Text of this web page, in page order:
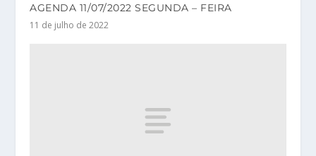
AGENDA 11/07/2022 SEGUNDA – FEIRA
11 de julho de 2022